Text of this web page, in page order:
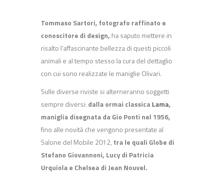
Tommaso Sartori, fotografo raffinato e
conoscitore di design, ha saputo mettere in
risalto l’affascinante bellezza di questi piccoli
animali e al tempo stesso la cura del dettaglio
con cui sono realizzate le maniglie Olivari.
Sulle diverse riviste si alterneranno soggetti
sempre diversi: dalla ormai classicaLama,
maniglia disegnata da Gio Ponti nel 1956,
fino alle novità che vengono presentate al
Salone del Mobile 2012, tra le quali Globe di
Stefano Giovannoni, Lucy di Patricia
Urquiola e Chelsea di Jean Nouvel.